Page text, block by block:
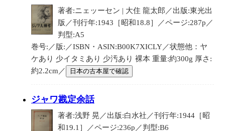
著者:ニェッーセン | 大住 龍太郎／出版:東光出
版／刊行年:1943［昭和18.8］／ページ:287p／
判型:A5
巻号:／版:／ISBN・ASIN:B00K7XICLY／状態他：ヤ
ケあり 少イタミあり 少汚あり 裸本 重量:約300g 厚さ:
約2.2cm／
日本の古本屋で確認
ジャワ戡定余話
著者:浅野 晃／出版:白水社／刊行年:1944［昭
和19.1］／ページ:236p／判型:B6